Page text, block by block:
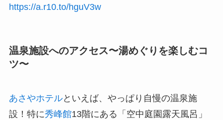
https://a.r10.to/hguV3w
温泉施設へのアクセス〜湯めぐりを楽しむコ
ツ〜
あさやホテルといえば、やっぱり自慢の温泉施
設！特に秀峰館13階にある「空中庭園露天風呂」